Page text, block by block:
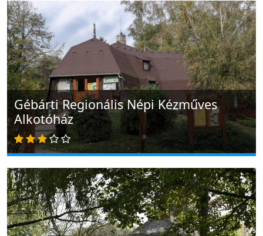
Gébárti Regionális Népi Kézműves
Alkotóház